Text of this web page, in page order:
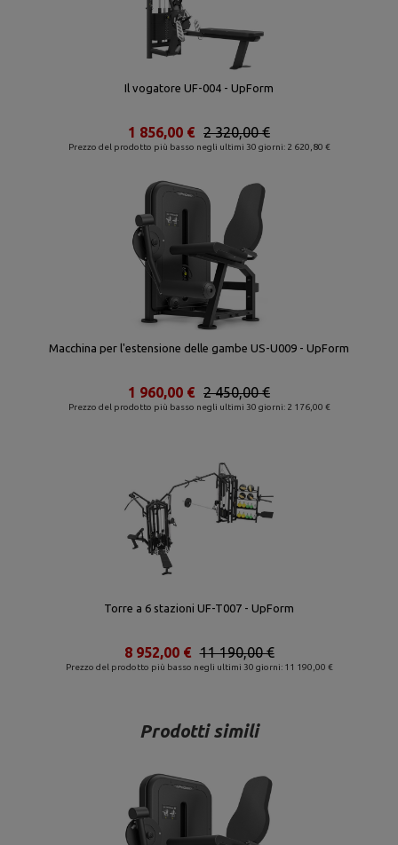
Il vogatore UF-004 - UpForm
Prezzo del prodotto più basso negli ultimi 30 giorni: 2 620,80 €
2 320,00 €
1 856,00 €
Macchina per l'estensione delle gambe US-U009 - UpForm
Prezzo del prodotto più basso negli ultimi 30 giorni: 2 176,00 €
2 450,00 €
1 960,00 €
Torre a 6 stazioni UF-T007 - UpForm
Prezzo del prodotto più basso negli ultimi 30 giorni: 11 190,00 €
11 190,00 €
8 952,00 €
Prodotti simili